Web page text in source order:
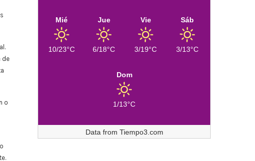
de
o
Mié
10/23°C
Jue
6/18°C
Vie
3/19°C
Sáb
3/13°C
Dom
1/13°C
Data from Tiempo3.com